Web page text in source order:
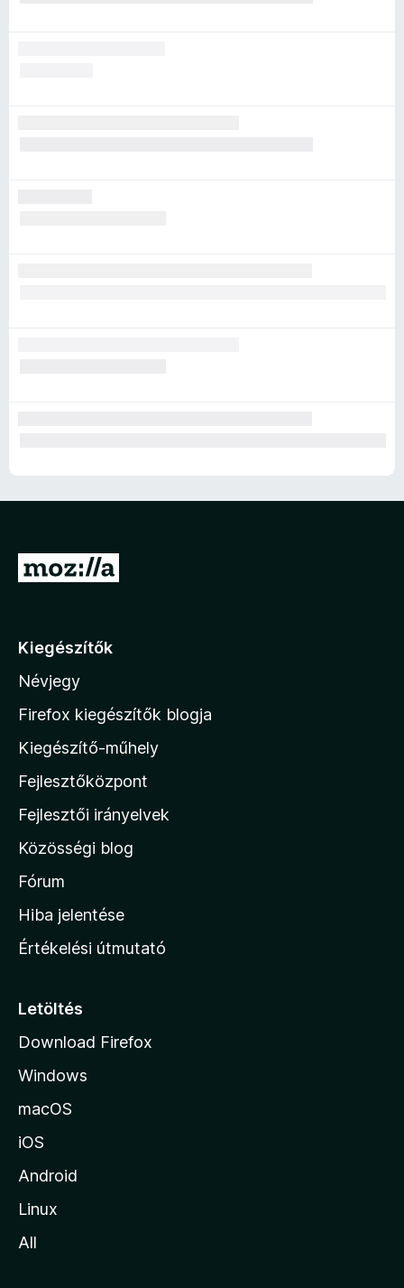
U
á
a
M
z
i
l
a
h
o
l
p
á
r
Kiegészítők
Névjegy
Firefox kiegészítők blogja
Kiegészítő-műhely
Fejlesztőközpont
Fejlesztői irányelvek
Közösségi blog
Fórum
Hiba jelentése
Értékelési útmutató
Letöltés
Download Firefox
Windows
macOS
iOS
Android
Linux
All